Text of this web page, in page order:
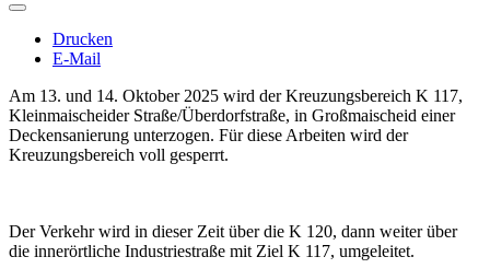
Drucken
E-Mail
Am 13. und 14. Oktober 2025 wird der Kreuzungsbereich K 117,
Kleinmaischeider Straße/Überdorfstraße, in Großmaischeid einer
Deckensanierung unterzogen. Für diese Arbeiten wird der
Kreuzungsbereich voll gesperrt.
Der Verkehr wird in dieser Zeit über die K 120, dann weiter über
die innerörtliche Industriestraße mit Ziel K 117, umgeleitet.